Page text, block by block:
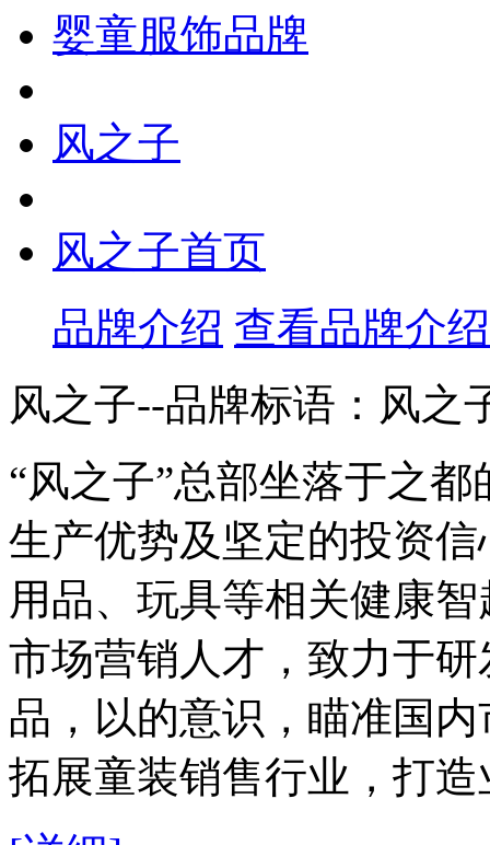
婴童服饰品牌
风之子
风之子首页
品牌介绍 查看品牌介绍
风之子--品牌标语： 风之
“风之子”总部坐落于之
生产优势及坚定的投资
用品、玩具等相关健康
市场营销人才，致力于
品，以的意识，瞄准国
拓展童装销售行业，打